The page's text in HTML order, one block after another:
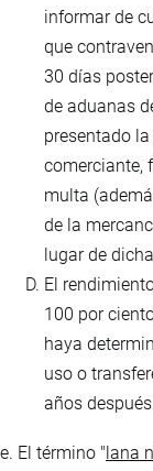
informar de
que
30 días
de aduanas
presentado
comerciante,
multa
de la
lugar de
El
100 por
haya
uso o
años
e. El término " lana